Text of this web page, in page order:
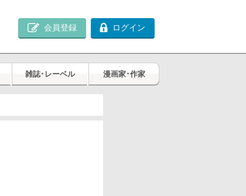
会員登録 ログイン
雑誌･レーベル 漫画家･作家